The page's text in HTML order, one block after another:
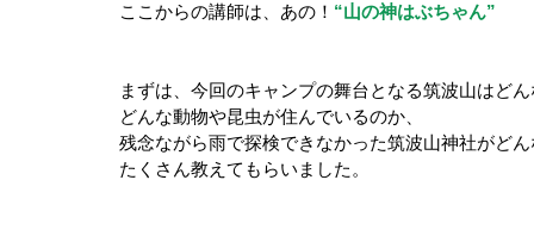
ここからの講師は、あの！ “山の神はぶちゃん”
まずは、今回のキャンプの舞台となる筑波山はど
どんな動物や昆虫が住んでいるのか、
残念ながら雨で探検できなかった筑波山神社がど
たくさん教えてもらいました。